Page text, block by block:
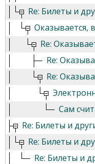
Re: Билеты и
Оказывается,
Re:
Re:
Re:
Сам
Re: Билеты и
Re: Билеты и
Re: Билеты и